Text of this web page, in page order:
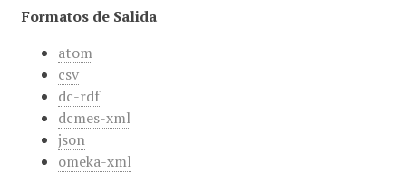
Formatos de Salida
atom
csv
dc-rdf
dcmes-xml
json
omeka-xml